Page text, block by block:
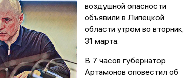
воздушной опасности
объявили в Липецкой
области утром во вторник,
31 марта.
В 7 часов губернатор
Артамонов оповестил об